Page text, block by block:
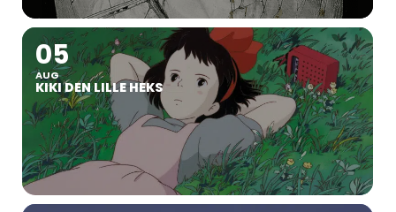
05
AUG
KIKI DEN LILLE HEKS